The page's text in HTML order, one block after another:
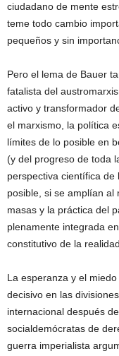
ciudadano de mente
teme todo cambio
pequeños y sin
Pero el lema de Bauer
fatalista del
activo y transformador
el marxismo, la política
límites de lo posible en
(y del progreso de toda
perspectiva científica
posible, si se amplían al
masas y la práctica del
plenamente integrada
constitutivo de la
La esperanza y el
decisivo en las
internacional después
socialdemócratas de
guerra imperialista